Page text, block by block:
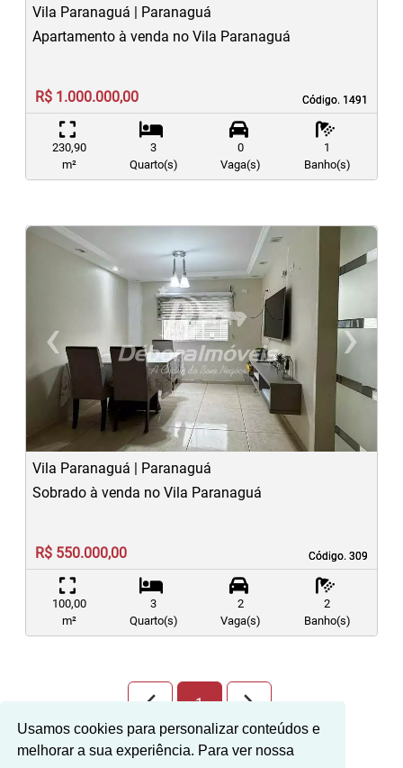
Usamos cookies para personalizar conteúdos e
melhorar a sua experiência. Para ver nossa
Vila Paranaguá | Paranaguá
Código. 1491
Código. 1491
Apartamento à venda no Vila Paranaguá
R$ 1.000.000,00
230,90
m²
3
Quarto(s)
0
Vaga(s)
1
Banho(s)
‹
Previous
›
Vila Paranaguá | Paranaguá
Código. 309
Código. 309
Sobrado à venda no Vila Paranaguá
R$ 550.000,00
100,00
m²
3
Quarto(s)
2
Vaga(s)
2
Banho(s)
arrow_back_ios_new 1 arrow_forward_ios